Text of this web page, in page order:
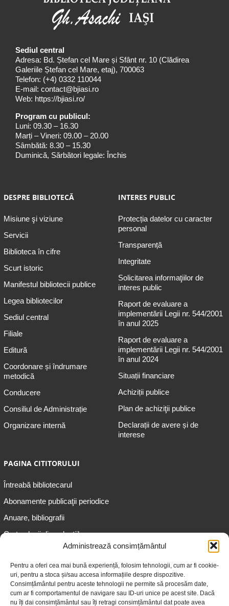
Administrează consimțământul
Pentru a oferi cea mai bună experiență, folosim tehnologii, cum ar fi cookie-
uri, pentru a stoca și/sau accesa informațiile despre dispozitive.
Consimțământul pentru aceste tehnologii ne permite să procesăm date,
cum ar fi comportamentul de navigare sau ID-uri unice pe acest site. Dacă
nu îți dai consimțământul sau îți retragi consimțământul dat poate avea
Sediul central
Adresa: Bd. Ștefan cel Mare și Sfânt nr. 10 (Clădirea
Galeriile Ștefan cel Mare, etaj), 700063
Telefon: (+4) 0332 110044
E-mail: contact@bjiasi.ro
Web: https://bjiasi.ro/
Program cu publicul:
Luni: 09.30 – 16.30
Marți – Vineri: 09.00 – 20.00
Sâmbătă: 8.30 – 15.30
Duminică, Sărbători legale: Închis
DESPRE BIBLIOTECĂ
Misiune şi viziune
Servicii
Biblioteca în cifre
Scurt istoric
Manifestul bibliotecii publice
Legea bibliotecilor
Sediul central
Filiale
Editură
Coordonare și îndrumare
metodică
Conducere
Consiliul de Administrație
Organizare internă
INTERES PUBLIC
Protecția datelor cu caracter
personal
Transparență
Integritate
Solicitarea informaţiilor de
interes public
Raport de evaluare a
implementării Legii nr. 544/2001
în anul 2025
Raport de evaluare a
implementării Legii nr. 544/2001
în anul 2024
Situații financiare
Achiziții publice
Plan de achiziţii publice
Declarații de avere și de
interese
PAGINA CITITORULUI
Întreabă bibliotecarul
Abonamente publicaţii periodice
Anuare, bibliografii
Cartea lunii din colecțiile
Informații pentru adolescenți
Informații pentru adulți